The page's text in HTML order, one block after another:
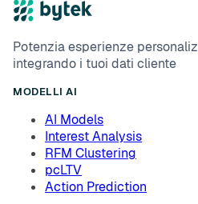
Potenzia esperienze
integrando i tuoi dati cliente
MODELLI AI
AI Models
Interest Analysis
RFM Clustering
pcLTV
Action Prediction